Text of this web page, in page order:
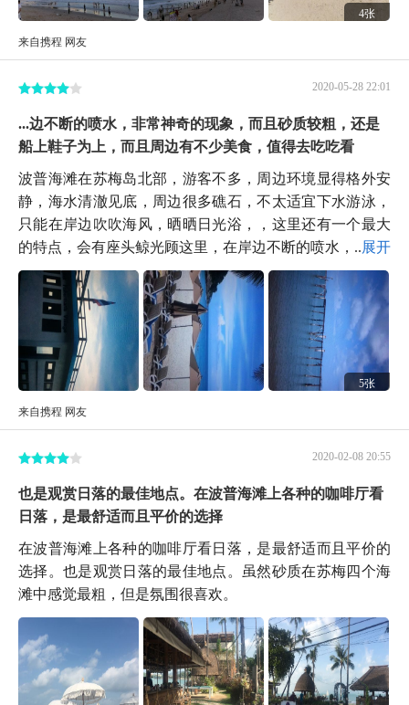
4张
来自携程 网友
2020-05-28 22:01
...边不断的喷水，非常神奇的现象，而且砂质较粗，还是
船上鞋子为上，而且周边有不少美食，值得去吃吃看
波普海滩在苏梅岛北部，游客不多，周边环境显得格外安
静，海水清澈见底，周边很多礁石，不太适宜下水游泳，
只能在岸边吹吹海风，晒晒日光浴，，这里还有一个最大
的特点，会有座头鲸光顾这里，在岸边不断的喷水，...展开
5张
来自携程 网友
2020-02-08 20:55
也是观赏日落的最佳地点。在波普海滩上各种的咖啡厅看
日落，是最舒适而且平价的选择
在波普海滩上各种的咖啡厅看日落，是最舒适而且平价的
选择。也是观赏日落的最佳地点。虽然砂质在苏梅四个海
滩中感觉最粗，但是氛围很喜欢。